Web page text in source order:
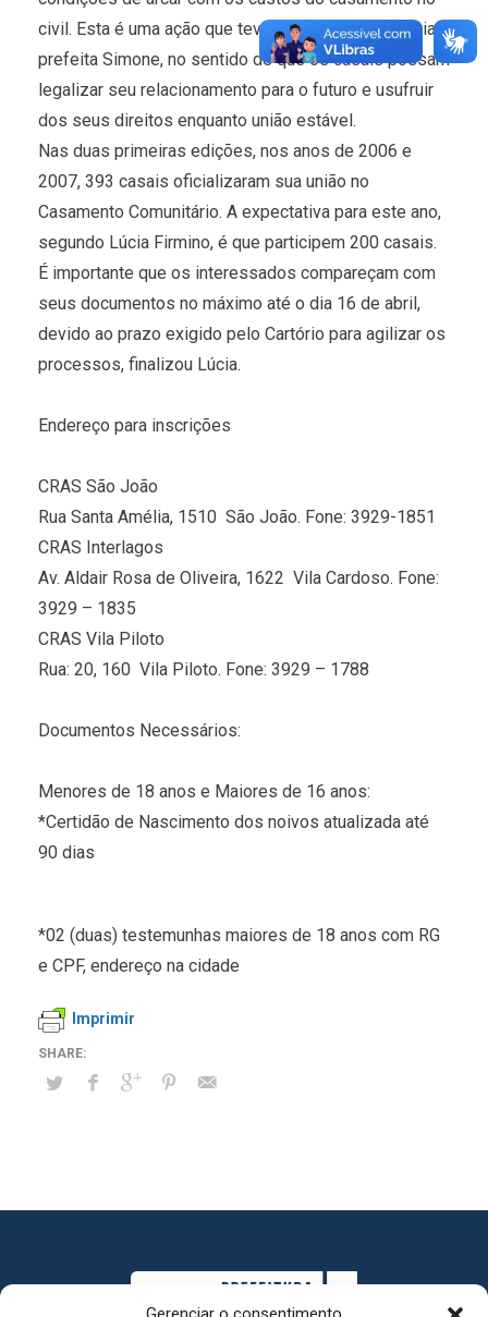
civil. Esta é uma ação que teve a iniciativa da própria
prefeita Simone, no sentido de que os casais possam
legalizar seu relacionamento para o futuro e usufruir
dos seus direitos enquanto união estável.
Nas duas primeiras edições, nos anos de 2006 e
2007, 393 casais oficializaram sua união no
Casamento Comunitário. A expectativa para este ano,
segundo Lúcia Firmino, é que participem 200 casais.
É importante que os interessados compareçam com
seus documentos no máximo até o dia 16 de abril,
devido ao prazo exigido pelo Cartório para agilizar os
processos, finalizou Lúcia.
Endereço para inscrições
CRAS São João
Rua Santa Amélia, 1510  São João. Fone: 3929-1851
CRAS Interlagos
Av. Aldair Rosa de Oliveira, 1622  Vila Cardoso. Fone:
3929 – 1835
CRAS Vila Piloto
Rua: 20, 160  Vila Piloto. Fone: 3929 – 1788
Documentos Necessários:
Menores de 18 anos e Maiores de 16 anos:
*Certidão de Nascimento dos noivos atualizada até
90 dias
*02 (duas) testemunhas maiores de 18 anos com RG
e CPF, endereço na cidade
Imprimir